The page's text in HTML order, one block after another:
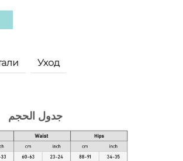
Уход
جدول الحجم